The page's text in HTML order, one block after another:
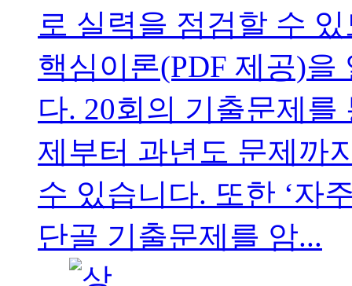
로 실력을 점검할 수
핵심이론(PDF 제공)
다. 20회의 기출문제
제부터 과년도 문제까
수 있습니다. 또한 ‘자
단골 기출문제를 암...